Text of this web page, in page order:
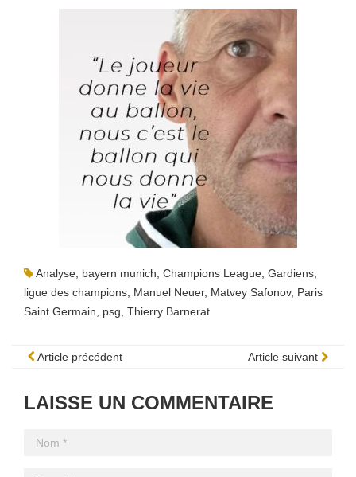
Analyse bayern munich Champions League Gardiens
ligue des champions Manuel Neuer, Matvey Safonov, Paris
Saint Germain
psg Thierry Barnerat
Article précédent Article suivant
LAISSE UN COMMENTAIRE